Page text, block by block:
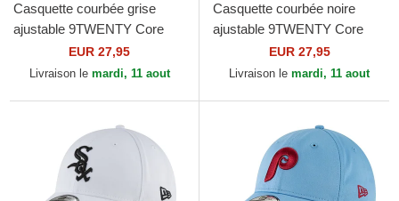
Casquette courbée grise
ajustable 9TWENTY Core
Classic Pittsburgh Pirates
MLB New Era
EUR 27,95
Livraison le mardi, 11 aout
Casquette courbée noire
ajustable 9TWENTY Core
Classic Pittsburgh Pirates
MLB New Era
EUR 27,95
Livraison le mardi, 11 aout